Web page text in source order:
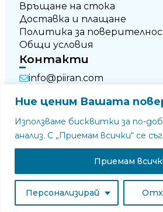
Ние ценим Вашата
Използваме бисквитки за по-
анализ. С „Приемам всички“ се
Персонализирай
Приемам
Връщане на стока
Доставка и плащане
Политика за
Общи условия
Контакти
info@piiran.com
+359 877 790 250
© Всички права
Уебсайт отStudio